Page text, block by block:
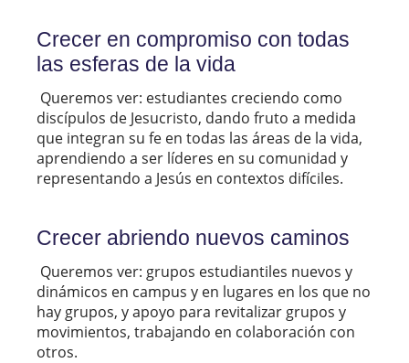
Crecer en compromiso con todas
las esferas de la vida
Queremos ver: estudiantes creciendo como
discípulos de Jesucristo, dando fruto a medida
que integran su fe en todas las áreas de la vida,
aprendiendo a ser líderes en su comunidad y
representando a Jesús en contextos difíciles.
Crecer abriendo nuevos caminos
Queremos ver: grupos estudiantiles nuevos y
dinámicos en campus y en lugares en los que no
hay grupos, y apoyo para revitalizar grupos y
movimientos, trabajando en colaboración con
otros.